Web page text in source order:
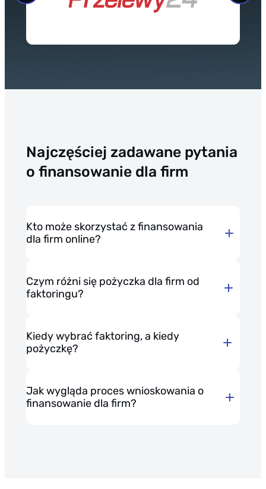
Najczęściej zadawane pytania
o finansowanie dla firm
Kto może skorzystać z finansowania
dla firm online?
Finansowanie faktoringiem
przedsiębiorców, którzy regularnie
wystawiają faktury z odroczonym
Czym różni się pożyczka dla firm od
faktoringu?
Kiedy wybrać faktoring, a kiedy
pożyczkę?
jeśli:
Jak wygląda proces wnioskowania o
finansowanie dla firm?